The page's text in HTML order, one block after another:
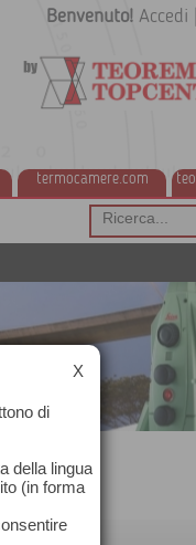
termocamere.com
Benvenuto! Accedi
X
di
della lingua
(in forma